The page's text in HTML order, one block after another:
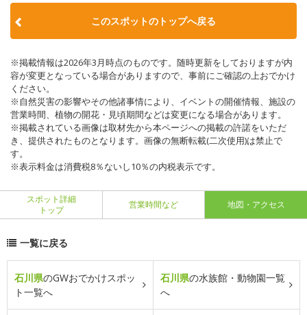
このスポットのトップへ戻る
※掲載情報は2026年3月時点のものです。随時更新をしておりますが内
容が変更となっている場合がありますので、事前にご確認の上おでかけ
ください。
※自然災害の影響やその他諸事情により、イベントの開催情報、施設の
営業時間、植物の開花・見頃期間などは変更になる場合があります。
※掲載されている画像は取材先から本ページへの掲載の許諾をいただ
き、提供されたものとなります。画像の無断転載(二次使用)は禁止で
す。
※表示料金は消費税8％ないし10％の内税表示です。
スポット詳細
トップ
営業時間など 地図・アクセス
一覧に戻る
石川県のGWおでかけスポッ
ト一覧へ
石川県の水族館・動物園一覧
へ